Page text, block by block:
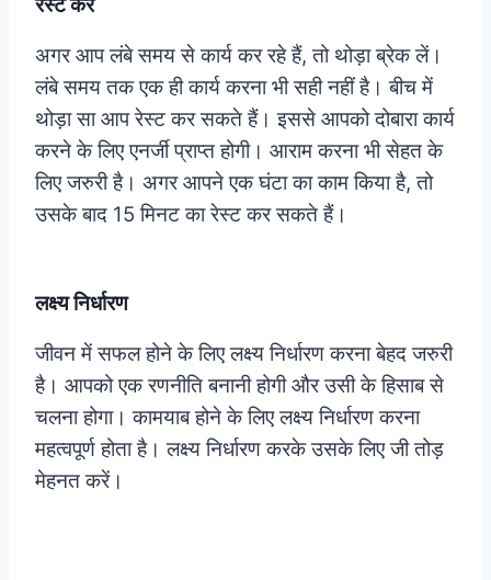
अगर आप लंबे समय से कार्य कर रहे हैं, तो थोड़ा ब्रेक लें।
लंबे समय तक एक ही कार्य करना भी सही नहीं है। बीच में
थोड़ा सा आप रेस्ट कर सकते हैं। इससे आपको दोबारा कार्य
करने के लिए एनर्जी प्राप्त होगी। आराम करना भी सेहत के
लिए जरुरी है। अगर आपने एक घंटा का काम किया है, तो
उसके बाद 15 मिनट का रेस्ट कर सकते हैं।
लक्ष्य निर्धारण
जीवन में सफल होने के लिए लक्ष्य निर्धारण करना बेहद जरुरी
है। आपको एक रणनीति बनानी होगी और उसी के हिसाब से
चलना होगा। कामयाब होने के लिए लक्ष्य निर्धारण करना
महत्वपूर्ण होता है। लक्ष्य निर्धारण करके उसके लिए जी तोड़
मेहनत करें।